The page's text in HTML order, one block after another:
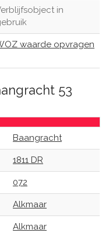
in
waarde opvragen
53
Baangracht
1811 DR
072
Alkmaar
Alkmaar